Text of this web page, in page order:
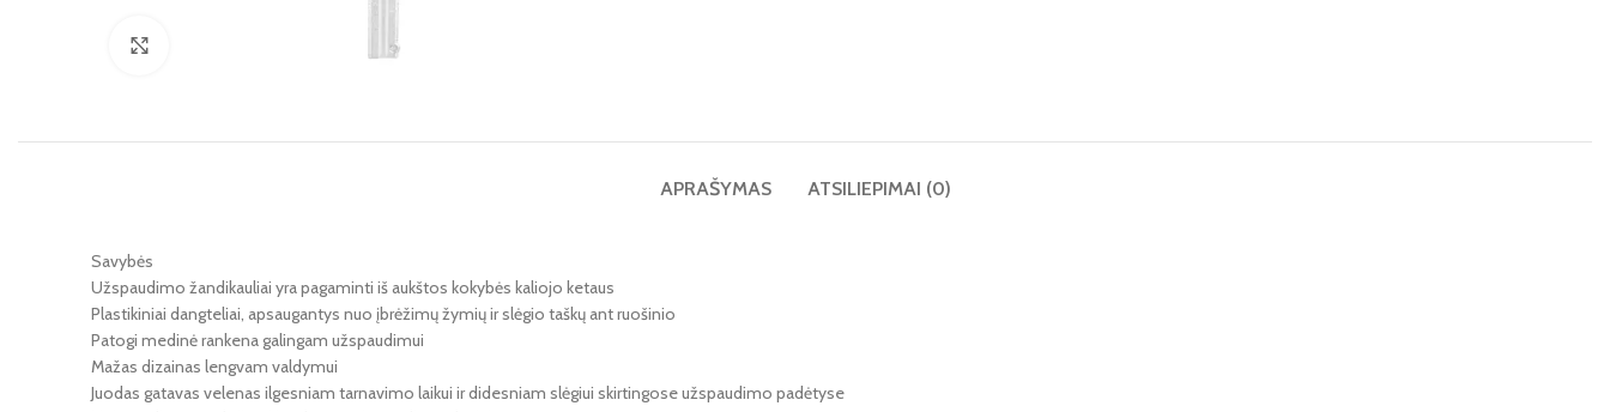
APRAŠYMAS ATSILIEPIMAI (0)
Savybės
Užspaudimo žandikauliai yra pagaminti iš aukštos kokybės kaliojo ketaus
Plastikiniai dangteliai, apsaugantys nuo įbrėžimų žymių ir slėgio taškų ant ruošinio
Patogi medinė rankena galingam užspaudimui
Mažas dizainas lengvam valdymui
Juodas gatavas velenas ilgesniam tarnavimo laikui ir didesniam slėgiui skirtingose užspaudimo padėtyse